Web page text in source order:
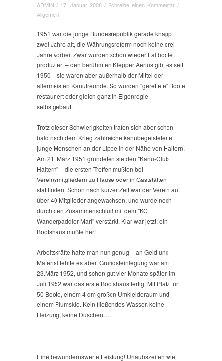
ADMIN / 17. Januar 2008 / Schreibe einen Kommentar /
Allgemein
1951 war die junge Bundesrepublik gerade knapp
zwei Jahre alt, die Währungsreform noch keine drei
Jahre vorbei. Zwar wurden schon wieder Faltboote
produziert – den berühmten Klepper Aerius gibt es seit
1950 – sie waren aber außerhalb der Mittel der
allermeisten Kanufreunde. So wurden "gerettete" Boote
restauriert oder gleich ganz in Eigenregie
selbstgebaut.
Trotz dieser Schwierigkeiten trafen sich aber schon
bald nach dem Krieg zahlreiche kanubegeisteterte
junge Menschen an der Lippe in der Nähe von Haltern.
Am 21. März 1951 gründeten sie den "Kanu-Club
Haltern" – die ersten Treffen mußten bei
Vereinsmitgliedern zu Hause oder in Gaststätten
stattfinden. Schon nach kurzer Zeit war der Verein auf
über 40 Mitglieder angewachsen, und wurde noch
durch den Zusammenschluß mit dem "KC
Wanderpaddler Marl" verstärkt. Klar war jetzt: ein
Bootshaus mußte her!
Arbeitskräfte hatte man nun genug – an Geld und
Material fehlte es aber. Grundsteinlegung war am
23.März 1952, und schon gut vier Monate später, im
Juli 1952 war das erste Bootshaus fertig. Mit Platz für
50 Boote, einem 4 qm großen Umkleideraum und
einem Plumsklo. Kein fließendes Wasser, keine
Heizung, keine Duschen…..
Eine bewundernswerte Leistung! Urlaubszeiten wie